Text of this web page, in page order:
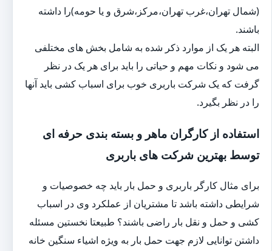
(شمال تهران،غرب تهران،مرکز،شرق و یا حومه)را داشته
باشند.
البته هر یک از موارد ذکر شده به شامل بخش های مختلفی
می شود و نکات مهم و حیاتی را باید برای هر یک در نظر
گرفت که یک شرکت باربری خوب برای اسباب کشی باید آنها
را در نظر بگیرد.
استفاده از کارگران ماهر و بسته بندی حرفه ای
توسط بهترین شرکت های باربری
برای مثال کارگر باربری و حمل بار باید چه خصوصیات و
شرایطی داشته باشد تا مشتریان از عملکرد وی در اسباب
کشی و حمل و نقل بار راضی باشند؟ طبیعتا نخستین مسئله
داشتن توانایی لازم جهت حمل بار به ویژه اشیاء سنگین خانه